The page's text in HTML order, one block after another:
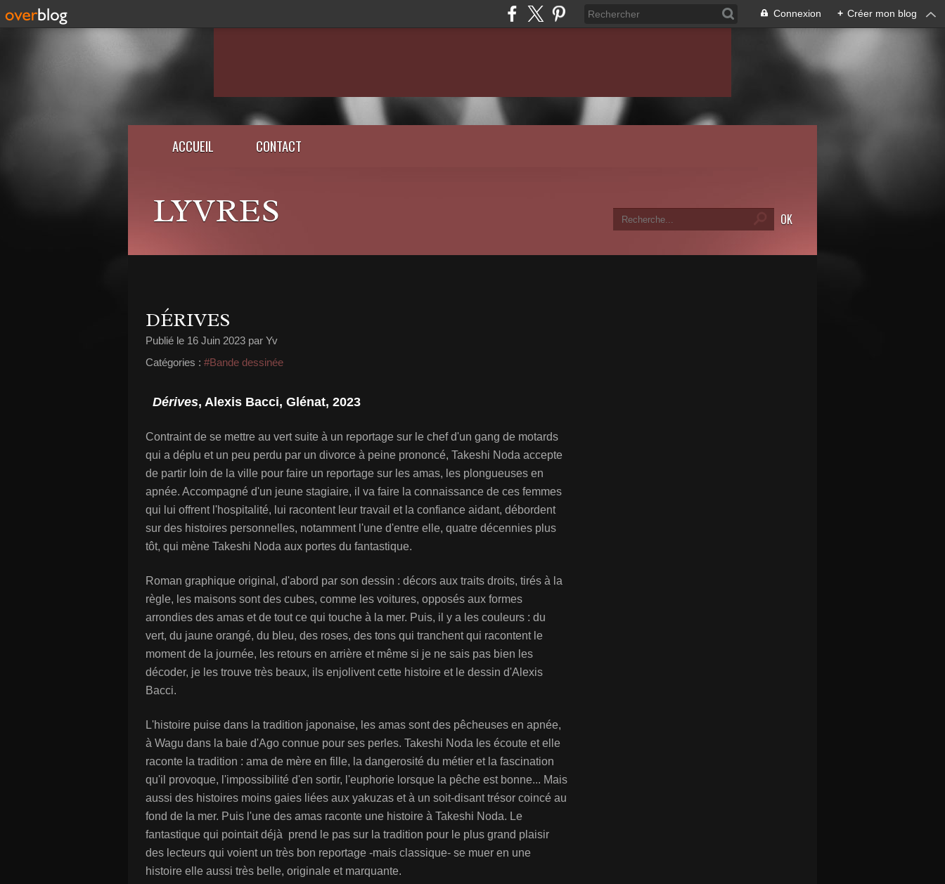
Connexion + Créer mon blog
ACCUEIL CONTACT
LYVRES
DÉRIVES
Publié le 16 Juin 2023 par Yv
Catégories : #Bande dessinée
Dérives, Alexis Bacci, Glénat, 2023
Contraint de se mettre au vert suite à un reportage sur le chef d'un gang de motards
qui a déplu et un peu perdu par un divorce à peine prononcé, Takeshi Noda accepte
de partir loin de la ville pour faire un reportage sur les amas, les plongueuses en
apnée. Accompagné d'un jeune stagiaire, il va faire la connaissance de ces femmes
qui lui offrent l'hospitalité, lui racontent leur travail et la confiance aidant, débordent
sur des histoires personnelles, notamment l'une d'entre elle, quatre décennies plus
tôt, qui mène Takeshi Noda aux portes du fantastique.
Roman graphique original, d'abord par son dessin : décors aux traits droits, tirés à la
règle, les maisons sont des cubes, comme les voitures, opposés aux formes
arrondies des amas et de tout ce qui touche à la mer. Puis, il y a les couleurs : du
vert, du jaune orangé, du bleu, des roses, des tons qui tranchent qui racontent le
moment de la journée, les retours en arrière et même si je ne sais pas bien les
décoder, je les trouve très beaux, ils enjolivent cette histoire et le dessin d'Alexis
Bacci.
L'histoire puise dans la tradition japonaise, les amas sont des pêcheuses en apnée,
à Wagu dans la baie d'Ago connue pour ses perles. Takeshi Noda les écoute et elle
raconte la tradition : ama de mère en fille, la dangerosité du métier et la fascination
qu'il provoque, l'impossibilité d'en sortir, l'euphorie lorsque la pêche est bonne... Mais
aussi des histoires moins gaies liées aux yakuzas et à un soit-disant trésor coincé au
fond de la mer. Puis l'une des amas raconte une histoire à Takeshi Noda. Le
fantastique qui pointait déjà prend le pas sur la tradition pour le plus grand plaisir
des lecteurs qui voient un très bon reportage -mais classique- se muer en une
histoire elle aussi très belle, originale et marquante.